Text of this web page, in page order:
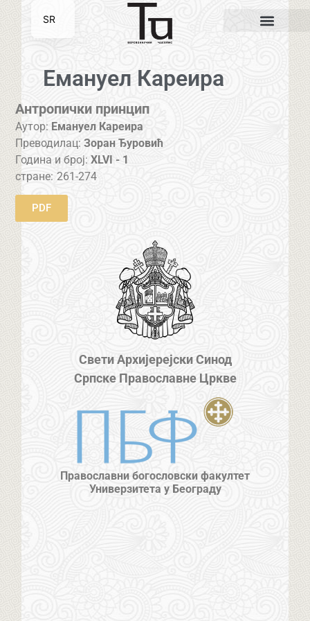
Емануел Кареира
Антропички принцип
Аутор: Емануел Кареира
Преводилац: Зоран Ђуровић
Година и број:XLVI - 1
стране: 261-274
PDF
Свети Архијерејски Синод
Српске Православне Цркве
Православни богословски факултет
Универзитета у Београду
SR
EN